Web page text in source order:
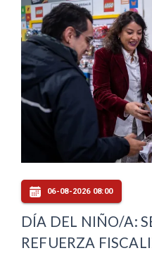
06-08-2026 08:00
DÍA DEL NIÑO/A:
REFUERZA